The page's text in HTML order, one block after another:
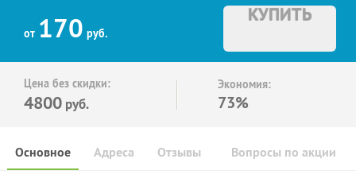
от 170 руб.
КУПИТЬ
Цена без скидки:
4800 руб.
Экономия:
73%
Основное Отзывы Вопросы по акции
Адреса